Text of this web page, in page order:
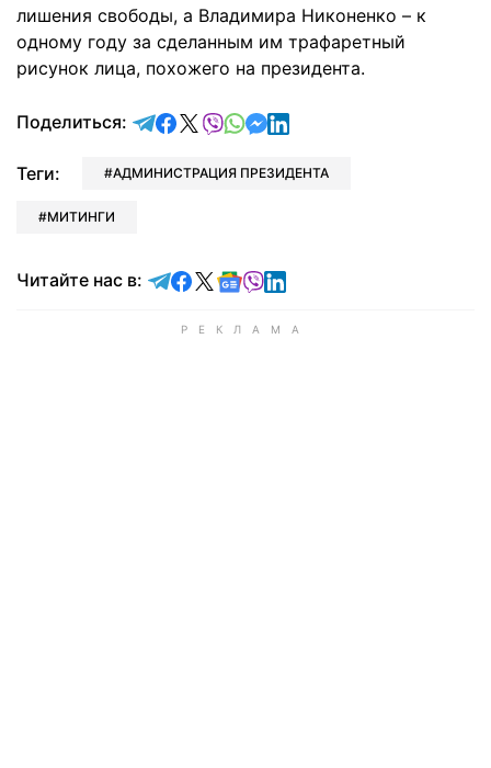
лишения свободы, а Владимира Никоненко – к
одному году за сделанным им трафаретный
рисунок лица, похожего на президента.
Поделиться: отправить в Telegram
поделиться в Facebook
поделиться в X
отправить в Viber
отправить в Whatsapp
отправить в Messenger
отправить в LinkedIn
Теги: АДМИНИСТРАЦИЯ ПРЕЗИДЕНТА
МИТИНГИ
Читайте нас в: Читайте в Telegram
Читайте в Facebook
Читайте в X
Читайте в Google news
Читайте в Viber
Читайте в LinkedIn